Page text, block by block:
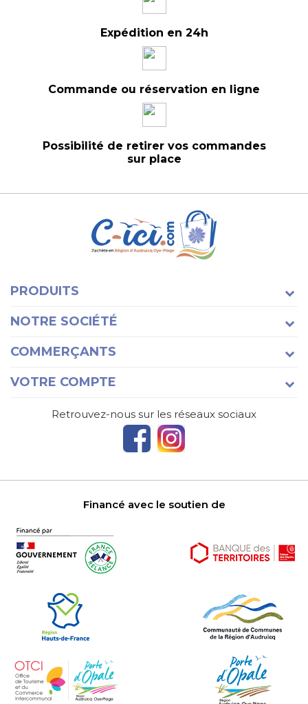
Expédition en 24h
Commande ou réservation en ligne
Possibilité de retirer vos commandes
sur place
PRODUITS
NOTRE SOCIÉTÉ
COMMERÇANTS
VOTRE COMPTE
Retrouvez-nous sur les réseaux sociaux
Financé avec le soutien de